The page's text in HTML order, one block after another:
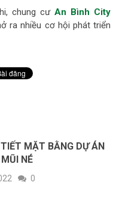
chung cưAn Bình City
ra nhiều cơ hội phát triển
MẶT BẰNG DỰ ÁN
NÉ
0